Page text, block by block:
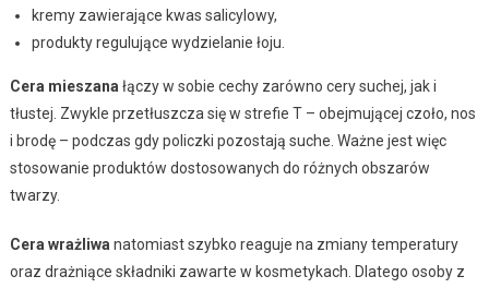
kremy zawierające kwas salicylowy,
produkty regulujące wydzielanie łoju.
Cera mieszana łączy w sobie cechy zarówno cery suchej, jak i
tłustej. Zwykle przetłuszcza się w strefie T – obejmującej czoło, nos
i brodę – podczas gdy policzki pozostają suche. Ważne jest więc
stosowanie produktów dostosowanych do różnych obszarów
twarzy.
Cera wrażliwa natomiast szybko reaguje na zmiany temperatury
oraz drażniące składniki zawarte w kosmetykach. Dlatego osoby z